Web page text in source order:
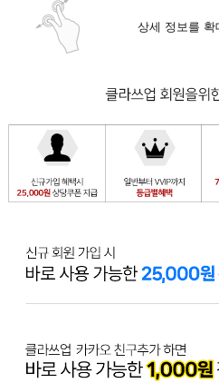
상세 정보를